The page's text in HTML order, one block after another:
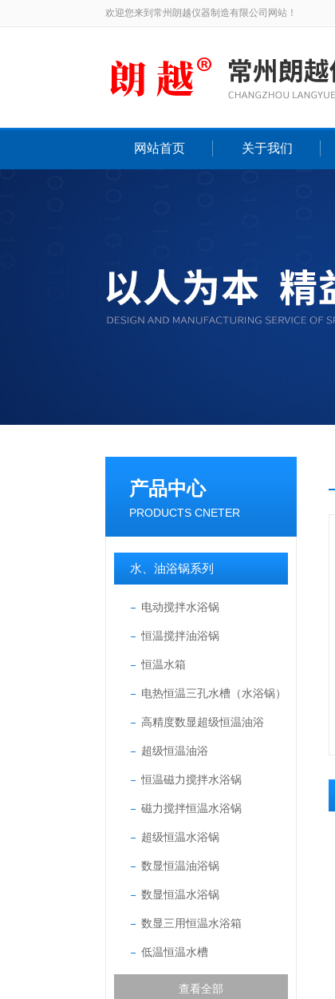
欢迎您来到常州朗越仪器制造有限公司网站！
网站首页 关于我们
产品中心
PRODUCTS CNETER
水、油浴锅系列
电动搅拌水浴锅
恒温搅拌油浴锅
恒温水箱
电热恒温三孔水槽（水浴锅）
高精度数显超级恒温油浴
超级恒温油浴
恒温磁力搅拌水浴锅
磁力搅拌恒温水浴锅
超级恒温水浴锅
数显恒温油浴锅
数显恒温水浴锅
数显三用恒温水浴箱
低温恒温水槽
查看全部